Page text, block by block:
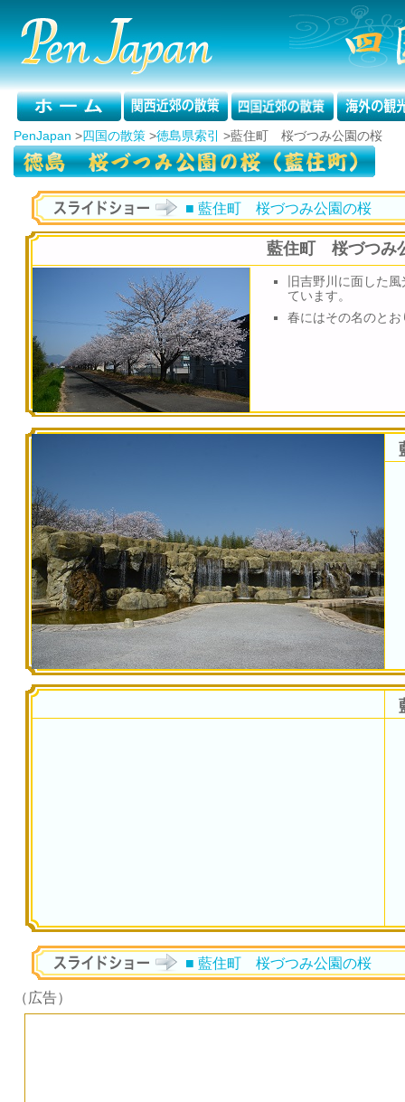
PenJapan >四国の散策 >徳島県索引 >藍住町 桜づつみ公園の桜
■ 藍住町 桜づつみ公園の桜
藍住町 桜づつみ
旧吉野川に面した
ています。
春にはその名のと
■ 藍住町 桜づつみ公園の桜
（広告）